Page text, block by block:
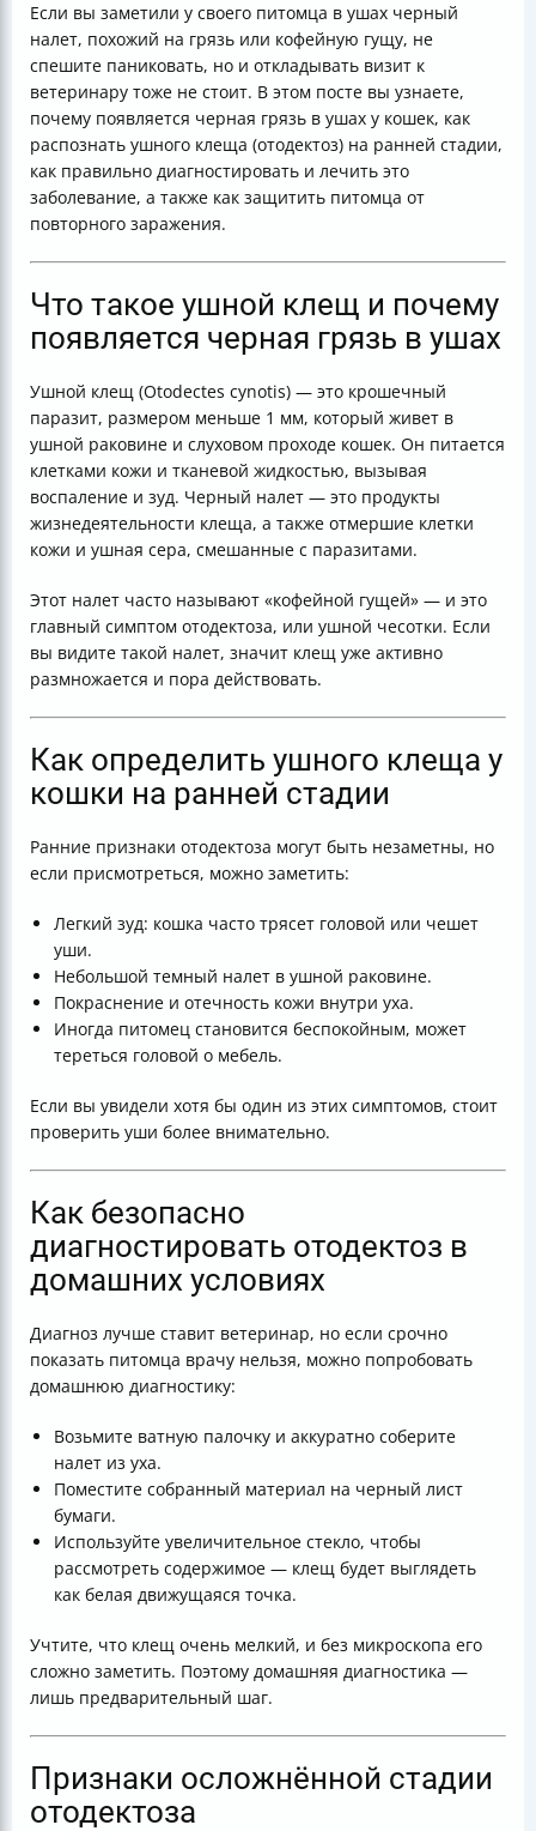
Какие препараты эффективны для лечения
отодектоза
Как предотвратить повторное заражение
Что делать при сильном зуде и повреждениях кожи
Роль ветеринара и регулярный осмотр
Таблица симптомов отодектоза у кошек
Итог
Полезные ссылки
Если вы заметили у своего питомца в ушах черный
налет, похожий на грязь или кофейную гущу, не
спешите паниковать, но и откладывать визит к
ветеринару тоже не стоит. В этом посте вы узнаете,
почему появляется черная грязь в ушах у кошек, как
распознать ушного клеща (отодектоз) на ранней стадии,
как правильно диагностировать и лечить это
заболевание, а также как защитить питомца от
повторного заражения.
Что такое ушной клещ и почему
появляется черная грязь в ушах
Ушной клещ (Otodectes cynotis) — это крошечный
паразит, размером меньше 1 мм, который живет в
ушной раковине и слуховом проходе кошек. Он питается
клетками кожи и тканевой жидкостью, вызывая
воспаление и зуд. Черный налет — это продукты
жизнедеятельности клеща, а также отмершие клетки
кожи и ушная сера, смешанные с паразитами.
Этот налет часто называют «кофейной гущей» — и это
главный симптом отодектоза, или ушной чесотки. Если
вы видите такой налет, значит клещ уже активно
размножается и пора действовать.
Как определить ушного клеща у
кошки на ранней стадии
Ранние признаки отодектоза могут быть незаметны, но
если присмотреться, можно заметить:
Легкий зуд: кошка часто трясет головой или чешет
уши.
Небольшой темный налет в ушной раковине.
Покраснение и отечность кожи внутри уха.
Иногда питомец становится беспокойным, может
тереться головой о мебель.
Если вы увидели хотя бы один из этих симптомов, стоит
проверить уши более внимательно.
Как безопасно
диагностировать отодектоз в
домашних условиях
Диагноз лучше ставит ветеринар, но если срочно
показать питомца врачу нельзя, можно попробовать
домашнюю диагностику:
Возьмите ватную палочку и аккуратно соберите
налет из уха.
Поместите собранный материал на черный лист
бумаги.
Используйте увеличительное стекло, чтобы
рассмотреть содержимое — клещ будет выглядеть
как белая движущаяся точка.
Учтите, что клещ очень мелкий, и без микроскопа его
сложно заметить. Поэтому домашняя диагностика —
лишь предварительный шаг.
Признаки осложнённой стадии
отодектоза